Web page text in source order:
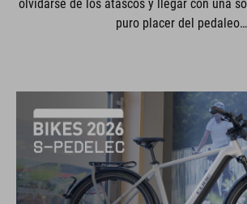
olvidarse de los atascos y llegar con una
puro placer del pedaleo…